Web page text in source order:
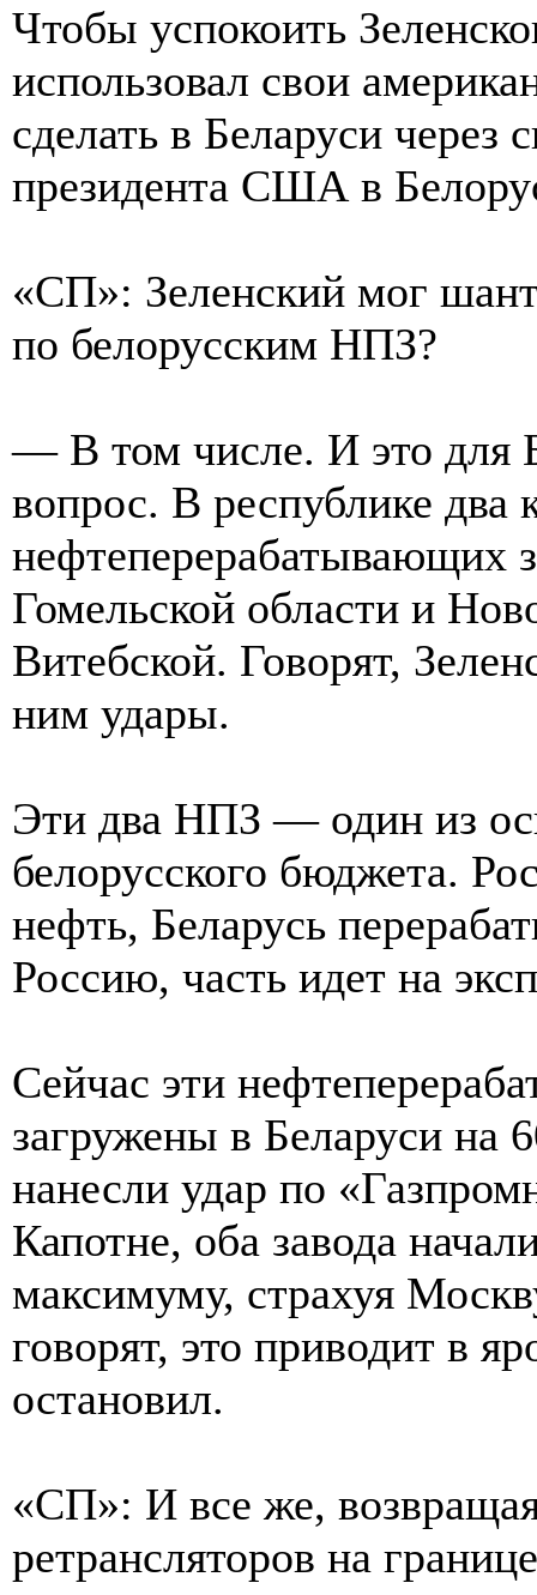
Чтобы успокоить
использовал свои
сделать в Беларуси через
президента США в
«СП»: Зеленский мог
по белорусским НПЗ?
— В том числе. И это для
вопрос. В республике два
нефтеперерабатывающих
Гомельской области и
Витебской. Говорят,
ним удары.
Эти два НПЗ — один из
белорусского бюджета.
нефть, Беларусь
Россию, часть идет на
Сейчас эти
загружены в Беларуси на
нанесли удар по
Капотне, оба завода
максимуму, страхуя
говорят, это приводит в
остановил.
«СП»: И все же,
ретрансляторов на